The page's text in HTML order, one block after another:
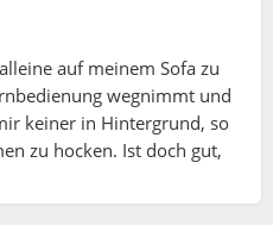
auf meinem Sofa zu
wegnimmt und
keiner in Hintergrund, so
zu hocken. Ist doch gut,